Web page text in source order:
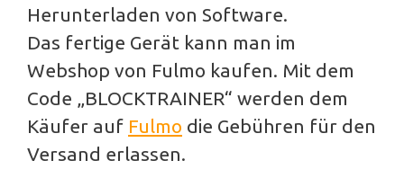
Herunterladen von Software.
Das fertige Gerät kann man im
Webshop von Fulmo kaufen. Mit dem
Code „BLOCKTRAINER“ werden dem
Käufer auf Fulmo die Gebühren für den
Versand erlassen.